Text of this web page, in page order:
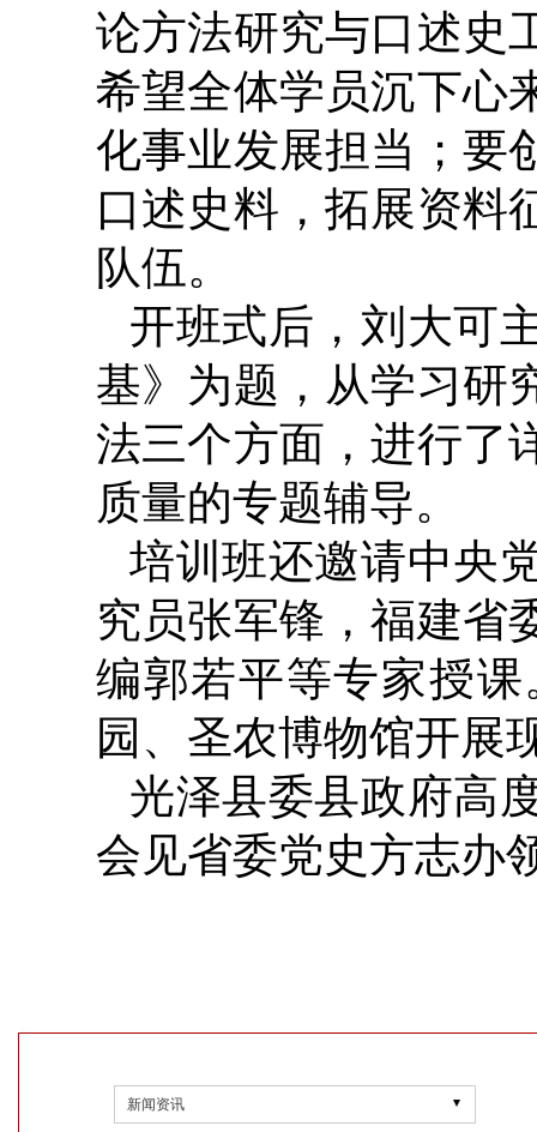
论方法研究与口述史
希望全体学员沉下心
化事业发展担当；要
口述史料，拓展资料
队伍。
开班式后，刘大可
基》为题，从学习研
法三个方面，进行了
质量的专题辅导。
培训班还邀请中央
究员张军锋，福建省
编郭若平等专家授
园、圣农博物馆开展
光泽县委县政府高
会见省委党史方志办
新闻资讯